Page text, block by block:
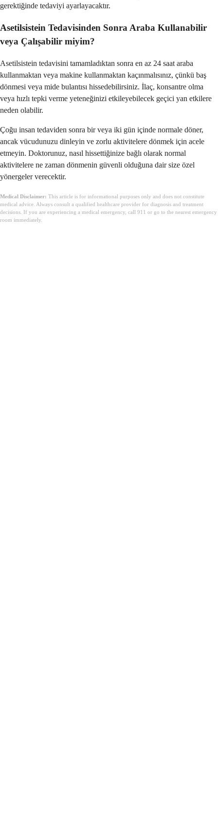
gerektiğinde tedaviyi ayarlayacaktır.
Asetilsistein Tedavisinden Sonra Araba Kullanabilir
veya Çalışabilir miyim?
Asetilsistein tedavisini tamamladıktan sonra en az 24 saat araba
kullanmaktan veya makine kullanmaktan kaçınmalısınız, çünkü baş
dönmesi veya mide bulantısı hissedebilirsiniz. İlaç, konsantre olma
veya hızlı tepki verme yeteneğinizi etkileyebilecek geçici yan etkilere
neden olabilir.
Çoğu insan tedaviden sonra bir veya iki gün içinde normale döner,
ancak vücudunuzu dinleyin ve zorlu aktivitelere dönmek için acele
etmeyin. Doktorunuz, nasıl hissettiğinize bağlı olarak normal
aktivitelere ne zaman dönmenin güvenli olduğuna dair size özel
yönergeler verecektir.
Medical Disclaimer: This article is for informational purposes only and does not constitute
medical advice. Always consult a qualified healthcare provider for diagnosis and treatment
decisions. If you are experiencing a medical emergency, call 911 or go to the nearest emergency
room immediately.